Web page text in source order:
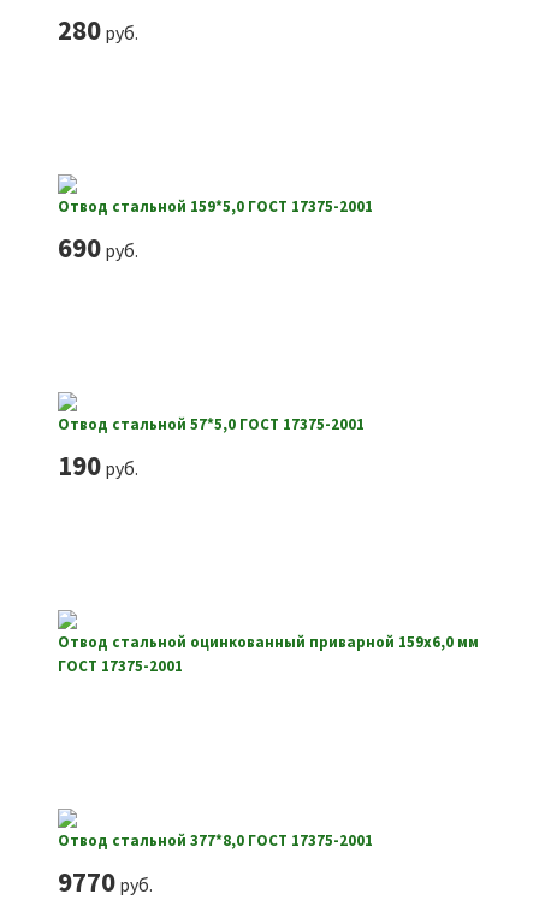
280руб.
Отвод стальной 159*5,0 ГОСТ 17375-2001
690руб.
Отвод стальной 57*5,0 ГОСТ 17375-2001
190руб.
Отвод стальной оцинкованный приварной 159х6,0 мм
ГОСТ 17375-2001
Отвод стальной 377*8,0 ГОСТ 17375-2001
9770руб.